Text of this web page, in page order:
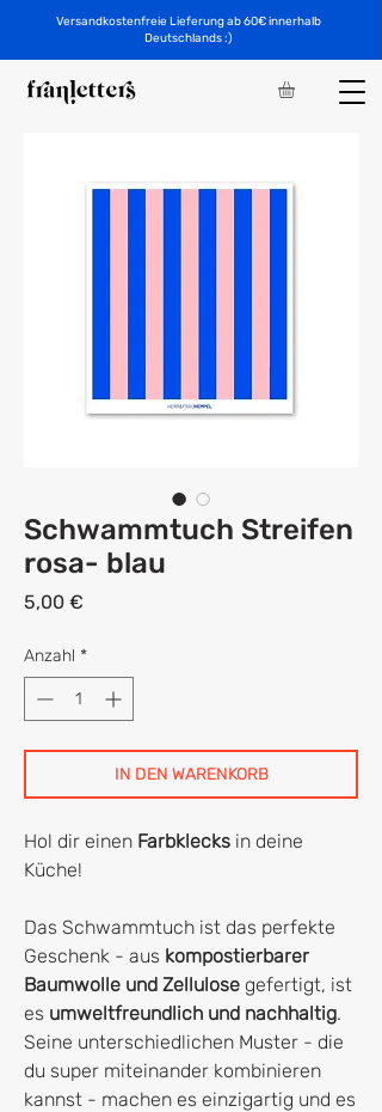
Versandkostenfreie Lieferung ab 60€ innerhalb
Deutschlands :)
Schwammtuch Streifen
rosa- blau
5,00 €
Anzahl *
IN DEN WARENKORB
Hol dir einen Farbklecks in deine
Küche!
Das Schwammtuch ist das perfekte
Geschenk - aus kompostierbarer
Baumwolle und Zellulose gefertigt, ist
es umweltfreundlich und nachhaltig.
Seine unterschiedlichen Muster - die
du super miteinander kombinieren
kannst - machen es einzigartig und es